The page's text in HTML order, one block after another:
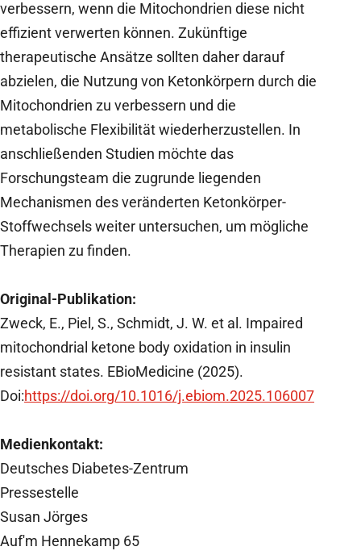
verbessern, wenn die Mitochondrien diese nicht
effizient verwerten können. Zukünftige
therapeutische Ansätze sollten daher darauf
abzielen, die Nutzung von Ketonkörpern durch die
Mitochondrien zu verbessern und die
metabolische Flexibilität wiederherzustellen. In
anschließenden Studien möchte das
Forschungsteam die zugrunde liegenden
Mechanismen des veränderten Ketonkörper-
Stoffwechsels weiter untersuchen, um mögliche
Therapien zu finden.
Original-Publikation:
Zweck, E., Piel, S., Schmidt, J. W. et al. Impaired
mitochondrial ketone body oxidation in insulin
resistant states. EBioMedicine (2025).
Doi:https://doi.org/10.1016/j.ebiom.2025.106007
Medienkontakt:
Deutsches Diabetes-Zentrum
Pressestelle
Susan Jörges
Auf'm Hennekamp 65